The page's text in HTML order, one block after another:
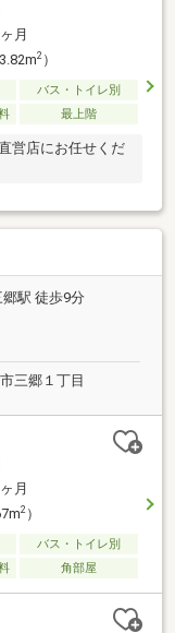
月
2）
バス・トイレ別
最上階
営店にお任せくだ
駅 徒歩9分
三郷１丁目
月
2）
バス・トイレ別
角部屋